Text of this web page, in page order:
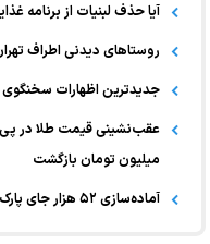
آیا حذف لبنیات از برنامه
روستاهای دیدنی اطراف
جدیدترین اظهارات سخنگوی
میلیون تومان بازگشت
آماده‌سازی ۵۲ هزار جای پارک خودرو در مشهد برای دهه پایانی صفر